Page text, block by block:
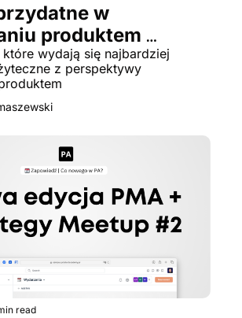
w
produktem
kano, dyfuzja
wydają się najbardziej
z perspektywy
read